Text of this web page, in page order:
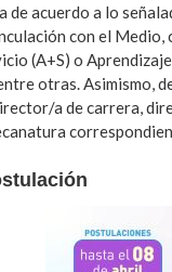
de acuerdo a lo
con el Medio,
(A+S) o
otras. Asimismo,
a de carrera,